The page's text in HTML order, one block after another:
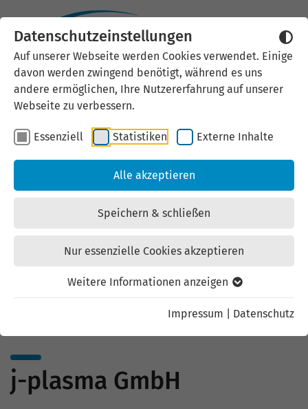
Datenschutzeinstellungen
Auf unserer Webseite werden Cookies verwendet. Einige
davon werden zwingend benötigt, während es uns
andere ermöglichen, Ihre Nutzererfahrung auf unserer
Webseite zu verbessern.
Essenziell Statistiken Externe Inhalte
Alle akzeptieren
Speichern & schließen
Nur essenzielle Cookies akzeptieren
Weitere Informationen anzeigen
Impressum Datenschutz
Externen Inhalt laden
Wir verwenden auf unserer
Website externe Inhalte, um Ihnen
zusätzliche Informationen
anzubieten. Einige externe Inhalte
(z.B. Google Maps, Youtube)
können persönliche Daten (z.B. IP-
Mit der Bestätigung erklären Sie
j-plasma GmbH